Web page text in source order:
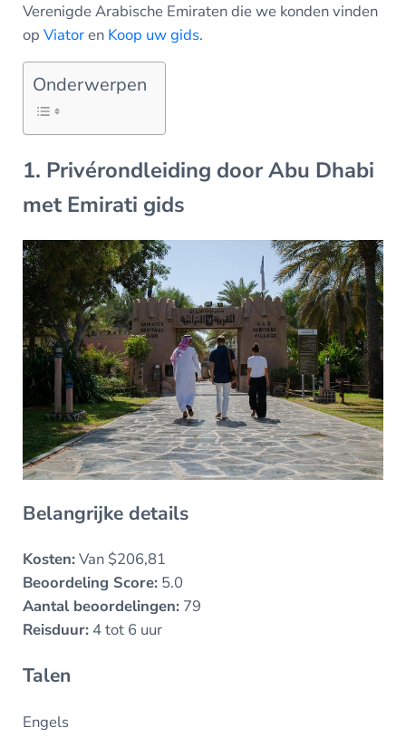
Verenigde Arabische Emiraten die we konden vinden
op Viatoren Koop uw gids.
Onderwerpen
1. Privérondleiding door Abu Dhabi
met Emirati gids
Belangrijke details
Kosten:Van $206,81
Beoordeling Score:5.0
Aantal beoordelingen:79
Reisduur:4 tot 6 uur
Talen
Engels